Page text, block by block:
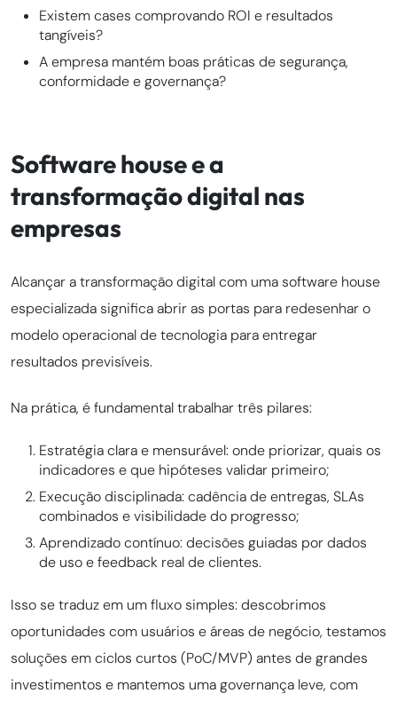
Existem cases comprovando ROI e resultados
tangíveis?
A empresa mantém boas práticas de segurança,
conformidade e governança?
Software house e a
transformação digital nas
empresas
Alcançar a transformação digital com uma software house
especializada significa abrir as portas para redesenhar o
modelo operacional de tecnologia para entregar
resultados previsíveis.
Na prática, é fundamental trabalhar três pilares:
Estratégia clara e mensurável: onde priorizar, quais os
indicadores e que hipóteses validar primeiro;
Execução disciplinada: cadência de entregas, SLAs
combinados e visibilidade do progresso;
Aprendizado contínuo: decisões guiadas por dados
de uso e feedback real de clientes.
Isso se traduz em um fluxo simples: descobrimos
oportunidades com usuários e áreas de negócio, testamos
soluções em ciclos curtos (PoC/MVP) antes de grandes
investimentos e mantemos uma governança leve, com